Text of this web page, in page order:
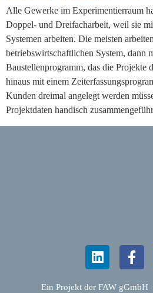
Alle Gewerke im Experimentierraum
Doppel- und Dreifacharbeit, weil sie
Systemen arbeiten. Die meisten
betriebswirtschaftlichen System, dann
Baustellenprogramm, das die Projekte
hinaus mit einem
Kunden dreimal angelegt werden
Projektdaten handisch
Ein Projekt der FAW gGmbH